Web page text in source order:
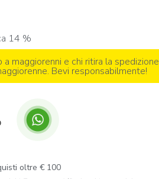
14 %
maggiorenni e chi ritira la spedizione
Bevi responsabilmente!
oltre € 100